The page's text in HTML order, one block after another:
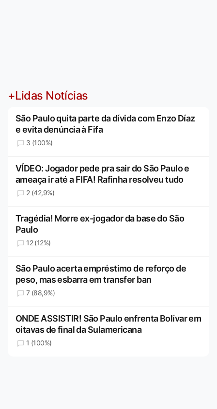
+Lidas Notícias
São Paulo quita parte da dívida com Enzo Díaz
e evita denúncia à Fifa
3 (100%)
VÍDEO: Jogador pede pra sair do São Paulo e
ameaça ir até a FIFA! Rafinha resolveu tudo
2 (42,9%)
Tragédia! Morre ex-jogador da base do São
Paulo
12 (12%)
São Paulo acerta empréstimo de reforço de
peso, mas esbarra em transfer ban
7 (88,9%)
ONDE ASSISTIR! São Paulo enfrenta Bolívar em
oitavas de final da Sulamericana
1 (100%)